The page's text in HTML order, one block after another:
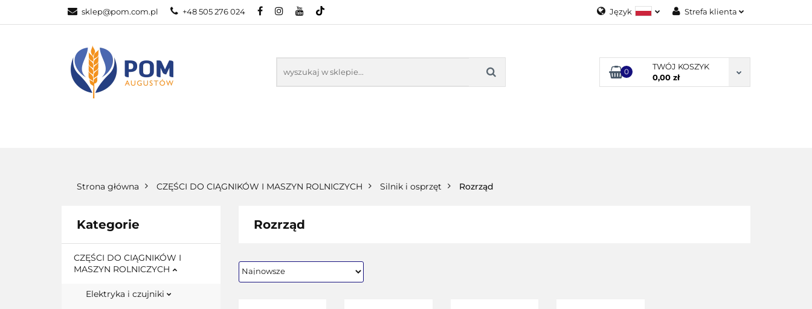
sklep@pom.com.pl +48 505 276 024 Język
English
Strefa klienta
Załóż konto
Dodaj zgłoszenie
0
TWÓJ KOSZYK
0,00 zł
Strona główna CZĘŚCI DO CIĄGNIKÓW I MASZYN ROLNICZYCH Silnik i osprzęt Rozrząd
Kategorie
CZĘŚCI DO CIĄGNIKÓW I
MASZYN ROLNICZYCH
Elektryka i czujniki
Rozrząd